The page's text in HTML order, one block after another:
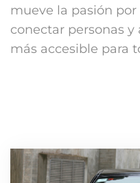
mueve la pasión
conectar personas
más accesible para